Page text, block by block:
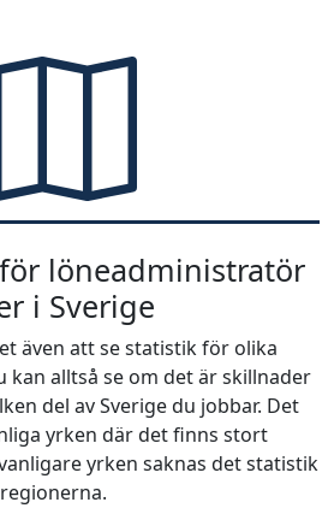
löneadministratör
i Sverige
även att se statistik för olika
kan alltså se om det är skillnader
del av Sverige du jobbar. Det
yrken där det finns stort
yrken saknas det statistik